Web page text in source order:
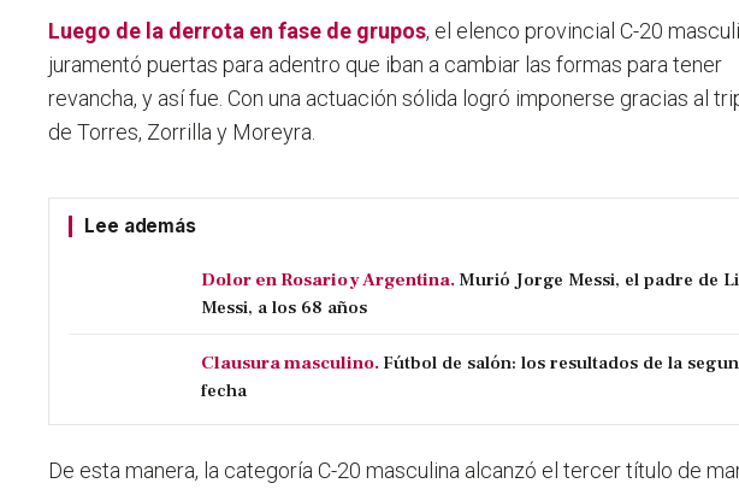
Luego de la derrota en fase de grupos, el elenco provincial C-20
juramentó puertas para adentro que iban a cambiar las formas para tener
revancha, y así fue. Con una actuación sólida logró imponerse gracias al
de Torres, Zorrilla y Moreyra.
Lee además
Dolor en Rosario y Argentina. Murió Jorge Messi, el padre de
Messi, a los 68 años
Clausura masculino. Fútbol de salón: los resultados de la
fecha
De esta manera, la categoría C-20 masculina alcanzó el tercer título de